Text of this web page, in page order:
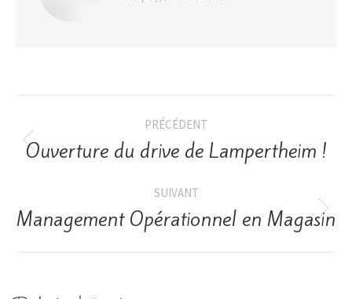
PRÉCÉDENT
Ouverture du drive de Lampertheim !
SUIVANT
Management Opérationnel en Magasin